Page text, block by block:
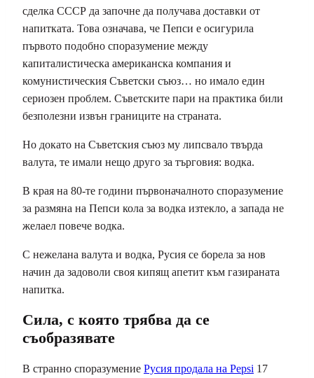
сделка СССР да започне да получава доставки от
напитката. Това означава, че Пепси е осигурила
първото подобно споразумение между
капиталистическа американска компания и
комунистическия Съветски съюз… но имало един
сериозен проблем. Съветските пари на практика били
безполезни извън границите на страната.
Но докато на Съветския съюз му липсвало твърда
валута, те имали нещо друго за търговия: водка.
В края на 80-те години първоначалното споразумение
за размяна на Пепси кола за водка изтекло, а запада не
желаел повече водка.
С нежелана валута и водка, Русия се борела за нов
начин да задоволи своя кипящ апетит към газираната
напитка.
Сила, с която трябва да се
съобразявате
В странно споразумение Русия продала на Pepsi 17